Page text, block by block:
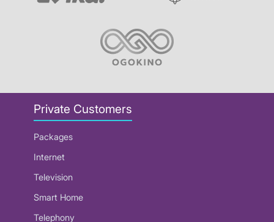
Private Customers
Packages
Internet
Television
Smart Home
Telephony